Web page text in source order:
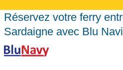
Réservez votre ferry entre la Corse et la
Sardaigne avec Blu Navi